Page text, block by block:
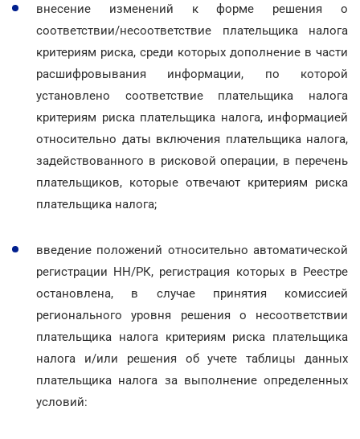
внесение изменений к форме решения о
соответствии/несоответствие плательщика налога
критериям риска, среди которых дополнение в части
расшифровывания информации, по которой
установлено соответствие плательщика налога
критериям риска плательщика налога, информацией
относительно даты включения плательщика налога,
задействованного в рисковой операции, в перечень
плательщиков, которые отвечают критериям риска
плательщика налога;
введение положений относительно автоматической
регистрации НН/РК, регистрация которых в Реестре
остановлена, в случае принятия комиссией
регионального уровня решения о несоответствии
плательщика налога критериям риска плательщика
налога и/или решения об учете таблицы данных
плательщика налога за выполнение определенных
условий: